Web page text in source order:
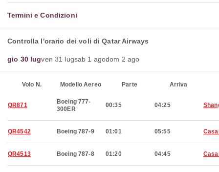
Termini e Condizioni
Controlla l'orario dei voli di Qatar Airways
gio 30 lugven 31 lugsab 1 agodom 2 ago
Volo N. Modello Aereo Parte Arriva
QR871
Boeing 777-
300ER
00:35 04:25
QR4542 Boeing 787-9 01:01 05:55
QR4513 Boeing 787-8 01:20 04:45